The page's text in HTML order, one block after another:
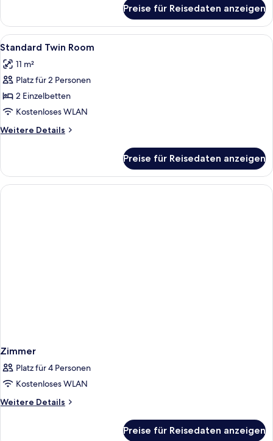
Preise für Reisedaten anzeigen
Alle
Fotos
für
Standard
Twin
Room
anzeigen
Ein Hotelzimmer mit zwei Betten,
20
Standard Twin Room
11 m²
Platz für 2 Personen
2 Einzelbetten
Kostenloses WLAN
Weitere Details
Weitere
Twin
Room
Preise für Reisedaten anzeigen
Zimmer
Platz für 4 Personen
Kostenloses WLAN
Weitere Details
Weitere
Preise für Reisedaten anzeigen